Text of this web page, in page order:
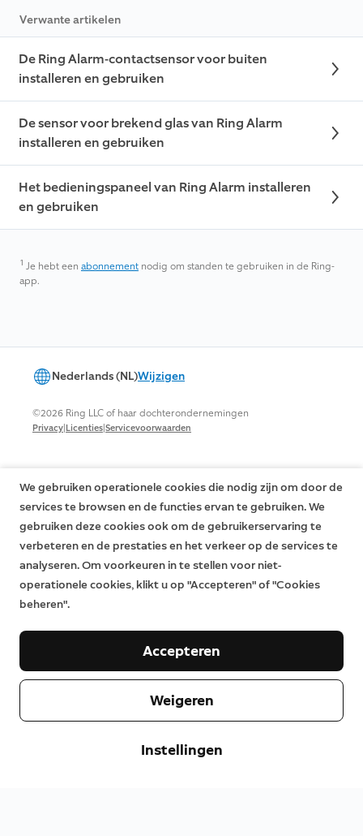
Verwante artikelen
De Ring Alarm-contactsensor voor buiten
installeren en gebruiken
De sensor voor brekend glas van Ring Alarm
installeren en gebruiken
Het bedieningspaneel van Ring Alarm installeren
en gebruiken
1 Je hebt een abonnement nodig om standen te gebruiken in de Ring-
app.
Nederlands (NL)Wijzigen
©2026 Ring LLC of haar dochterondernemingen
Privacy|Licenties|Servicevoorwaarden
We gebruiken operationele cookies die nodig zijn om door de
services te browsen en de functies ervan te gebruiken. We
gebruiken deze cookies ook om de gebruikerservaring te
verbeteren en de prestaties en het verkeer op de services te
analyseren. Om voorkeuren in te stellen voor niet-
operationele cookies, klikt u op "Accepteren" of "Cookies
beheren".
Instellingen
Weigeren
Accepteren